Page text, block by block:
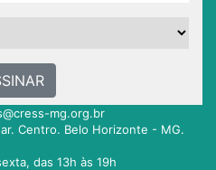
mg.org.br
Centro. Belo Horizonte - MG.
das 13h às 19h